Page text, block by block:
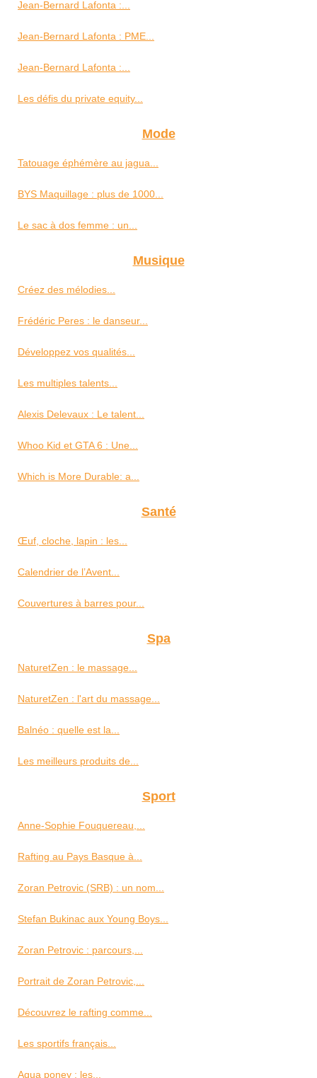
Jean-Bernard Lafonta :...
Jean-Bernard Lafonta : PME...
Jean-Bernard Lafonta :...
Les défis du private equity...
Mode
Tatouage éphémère au jagua...
BYS Maquillage : plus de 1000...
Le sac à dos femme : un...
Musique
Créez des mélodies...
Frédéric Peres : le danseur...
Développez vos qualités...
Les multiples talents...
Alexis Delevaux : Le talent...
Whoo Kid et GTA 6 : Une...
Which is More Durable: a...
Santé
Œuf, cloche, lapin : les...
Calendrier de l’Avent...
Couvertures à barres pour...
Spa
NaturetZen : le massage...
NaturetZen : l'art du massage...
Balnéo : quelle est la...
Les meilleurs produits de...
Sport
Anne-Sophie Fouquereau,...
Rafting au Pays Basque à...
Zoran Petrovic (SRB) : un nom...
Stefan Bukinac aux Young Boys...
Zoran Petrovic : parcours,...
Portrait de Zoran Petrovic,...
Découvrez le rafting comme...
Les sportifs français...
Aqua poney : les...